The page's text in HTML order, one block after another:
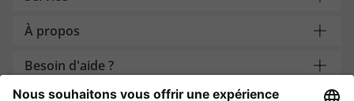
À propos
Besoin d'aide ?